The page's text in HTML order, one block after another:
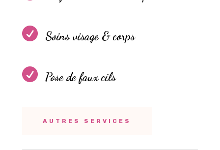
 Soins visage & corps
 Pose de faux cils
AUTRES SERVICES